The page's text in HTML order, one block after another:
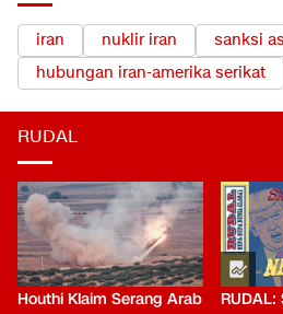
iran nuklir iran
sanksi
hubungan iran-amerika serikat
RUDAL
Houthi Klaim Serang Arab
RUDAL: